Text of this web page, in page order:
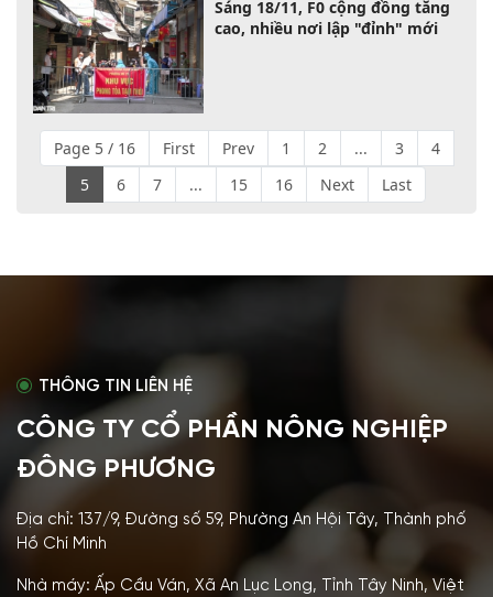
Sáng 18/11, F0 cộng đồng tăng
cao, nhiều nơi lập "đỉnh" mới
Page 5 / 16 First Prev 1 2 ... 3
4
5
6 7 ... 15 16 Next Last
THÔNG TIN LIÊN HỆ
CÔNG TY CỔ PHẦN NÔNG NGHIỆP
ĐÔNG PHƯƠNG
Địa chỉ: 137/9, Đường số 59, Phường An Hội Tây, Thành phố
Hồ Chí Minh
Nhà máy: Ấp Cầu Ván, Xã An Lục Long, Tỉnh Tây Ninh, Việt